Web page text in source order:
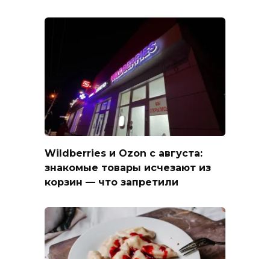
Wildberries и Ozon с августа:
знакомые товары исчезают из
корзин — что запретили